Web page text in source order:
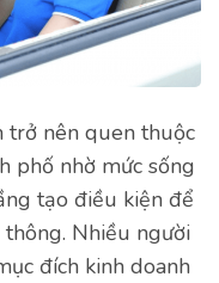
trở nên quen thuộc
phố nhờ mức sống
tạo điều kiện để
Nhiều người
đích kinh doanh